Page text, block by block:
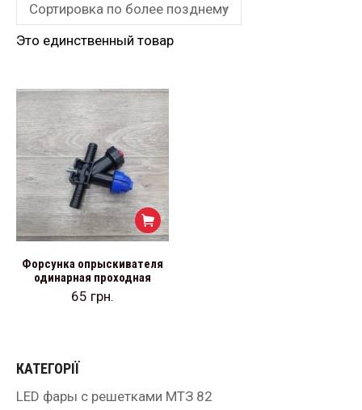
Это единственный товар
Форсунка опрыскивателя
одинарная проходная
65 грн.
КАТЕГОРІЇ
LED фары с решетками МТЗ 82